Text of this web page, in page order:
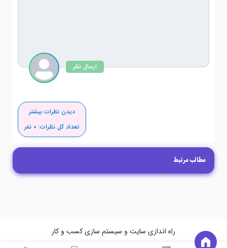
ارسال نظر
دیدن نظرات بیشتر
تعداد کل نظرات: 0 نفر
مطالب مرتبط
راه اندازی سایت و سیستم سازی کسب و کار